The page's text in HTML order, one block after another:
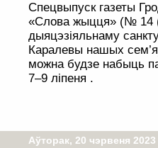
Спецвыпуск газеты
«Слова жыцця» (№ 14
дыяцэзіяльнаму
Каралевы нашых
можна будзе набыць
7–9 ліпеня .
Аўторак, 20 чэрвеня 2023